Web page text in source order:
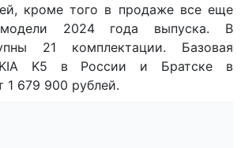
кроме того в продаже все еще
модели 2024 года выпуска. В
21 комплектации. Базовая
KIA K5 в России и Братске в
1 679 900 рублей.